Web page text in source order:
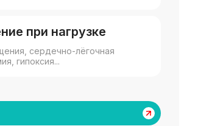
сердечно-лёгочная
гипоксия...
при нагрузке